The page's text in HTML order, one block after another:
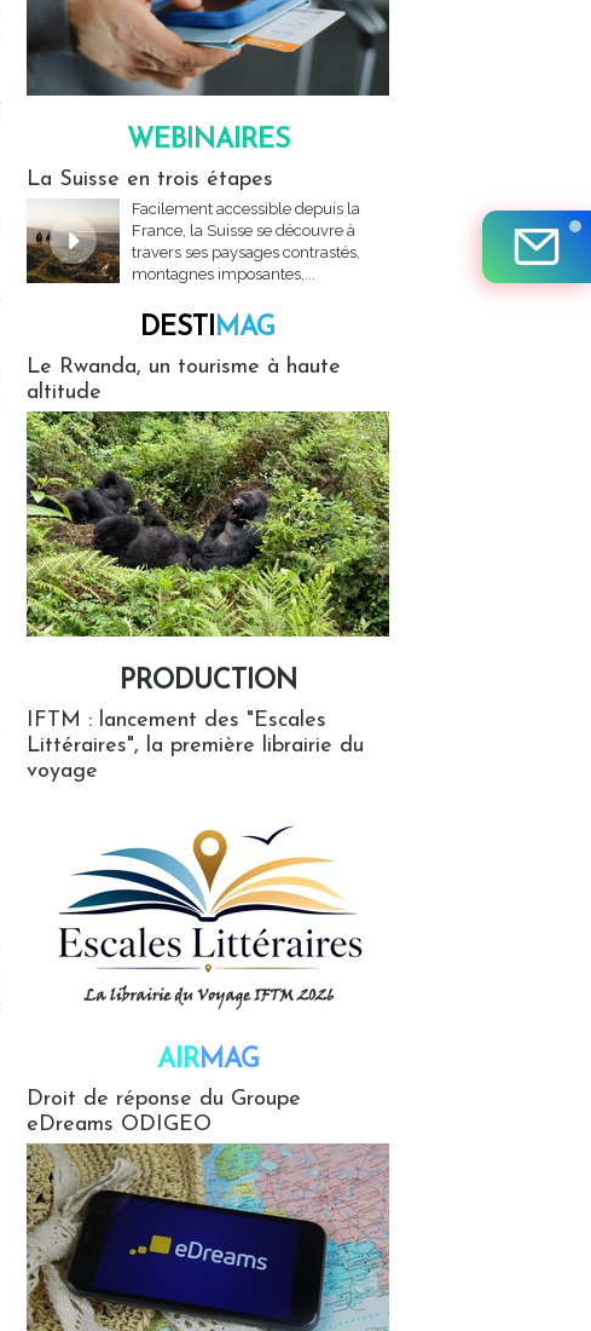
WEBINAIRES
La Suisse en trois étapes
Facilement accessible depuis la
France, la Suisse se découvre à
travers ses paysages contrastés,
montagnes imposantes,...
DESTIMAG
Le Rwanda, un tourisme à haute
altitude
PRODUCTION
IFTM : lancement des "Escales
Littéraires", la première librairie du
voyage
AIRMAG
Droit de réponse du Groupe
eDreams ODIGEO